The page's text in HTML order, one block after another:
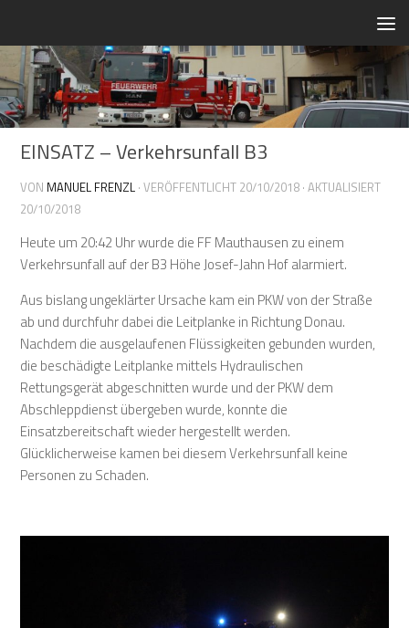
EINSATZ – Verkehrsunfall B3
VON MANUEL FRENZL · VERÖFFENTLICHT 20/10/2018 · AKTUALISIERT
20/10/2018
Heute um 20:42 Uhr wurde die FF Mauthausen zu einem
Verkehrsunfall auf der B3 Höhe Josef-Jahn Hof alarmiert.
Aus bislang ungeklärter Ursache kam ein PKW von der Straße
ab und durchfuhr dabei die Leitplanke in Richtung Donau.
Nachdem die ausgelaufenen Flüssigkeiten gebunden wurden,
die beschädigte Leitplanke mittels Hydraulischen
Rettungsgerät abgeschnitten wurde und der PKW dem
Abschleppdienst übergeben wurde, konnte die
Einsatzbereitschaft wieder hergestellt werden.
Glücklicherweise kamen bei diesem Verkehrsunfall keine
Personen zu Schaden.